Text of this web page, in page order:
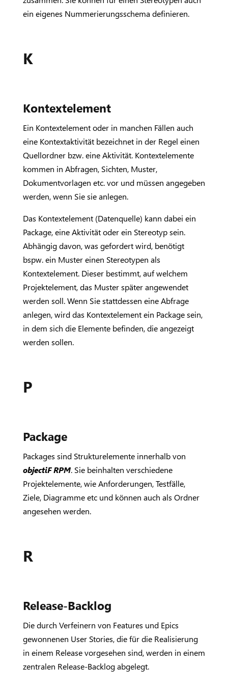
ein eigenes Nummerierungsschema definieren.
K
Kontextelement
Ein Kontextelement oder in manchen Fällen auch
eine Kontextaktivität bezeichnet in der Regel einen
Quellordner bzw. eine Aktivität. Kontextelemente
kommen in Abfragen, Sichten, Muster,
Dokumentvorlagen etc. vor und müssen angegeben
werden, wenn Sie sie anlegen.
Das Kontextelement (Datenquelle) kann dabei ein
Package, eine Aktivität oder ein Stereotyp sein.
Abhängig davon, was gefordert wird, benötigt
bspw. ein Muster einen Stereotypen als
Kontextelement. Dieser bestimmt, auf welchem
Projektelement, das Muster später angewendet
werden soll. Wenn Sie stattdessen eine Abfrage
anlegen, wird das Kontextelement ein Package sein,
in dem sich die Elemente befinden, die angezeigt
werden sollen.
P
Package
Packages sind Strukturelemente innerhalb von
objectiF RPM. Sie beinhalten verschiedene
Projektelemente, wie Anforderungen, Testfälle,
Ziele, Diagramme etc und können auch als Ordner
angesehen werden.
R
Release-Backlog
Die durch Verfeinern von Features und Epics
gewonnenen User Stories, die für die Realisierung
in einem Release vorgesehen sind, werden in einem
zentralen Release-Backlog abgelegt.